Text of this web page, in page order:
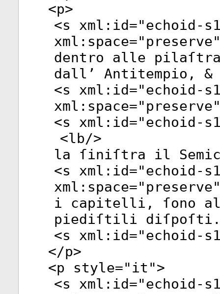
<p>
<s xml:id="echoid-
xml:space="preserve
dentro alle
dall’ Antitempio, &
<s xml:id="echoid-
xml:space="preserve
<s xml:id="echoid-
<lb/>
la ſiniſtra il
<s xml:id="echoid-
xml:space="preserve
i capitelli, ſono
piediſtili
<s xml:id="echoid-
</p>
<p style="it">
<s xml:id="echoid-